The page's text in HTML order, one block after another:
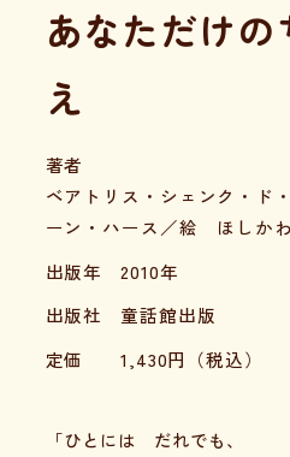
あなただけの
え
著者
ベアトリス・シェンク・ド
ーン・ハース／絵 ほしか
出版年
2010年
出版社
童話館出版
定価
1,430円（税込）
「ひとには だれでも、